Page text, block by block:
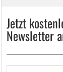
Jetzt
Newsletter